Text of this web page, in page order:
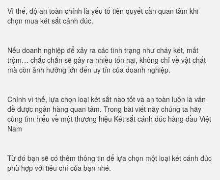
Vì thế, độ an toàn chính là yếu tố tiên quyết cần quan tâm khi
chọn mua két sắt cánh đúc.
Nếu doanh nghiệp để xảy ra các tình trạng như cháy két, mất
trộm… chắc chắn sẽ gây ra nhiều tổn hại, không chỉ về vật chất
mà còn ảnh hưởng lớn đến uy tín của doanh nghiệp.
Chính vì thế, lựa chọn loại két sắt nào tốt và an toàn luôn là vấn
đề được ngân hàng quan tâm. Trong bài viết này chúng ta hãy
cùng tìm hiểu về một thương hiệu Két sắt cánh đúc hàng đầu Việt
Nam
Từ đó bạn sẽ có thêm thông tin để lựa chọn một loại két cánh đúc
phù hợp với tiêu chí của bạn nhé.